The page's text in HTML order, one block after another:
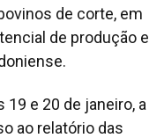
de corte, em
de produção e
19 e 20 de janeiro, a
ao relatório das